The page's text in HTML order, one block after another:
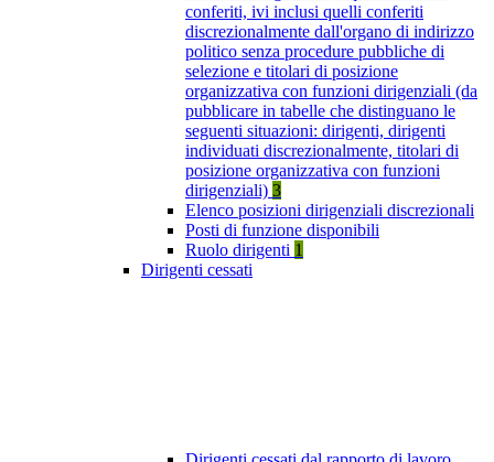
conferiti, ivi inclusi quelli conferiti
discrezionalmente dall'organo di indirizzo
politico senza procedure pubbliche di
selezione e titolari di posizione
organizzativa con funzioni dirigenziali (da
pubblicare in tabelle che distinguano le
seguenti situazioni: dirigenti, dirigenti
individuati discrezionalmente, titolari di
posizione organizzativa con funzioni
dirigenziali) 3
Elenco posizioni dirigenziali discrezionali
Posti di funzione disponibili
Ruolo dirigenti 1
Dirigenti cessati